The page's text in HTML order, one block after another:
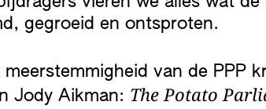
gegroeid en ontsproten.
meerstemmigheid van de PPP
Jody Aikman: The Potato